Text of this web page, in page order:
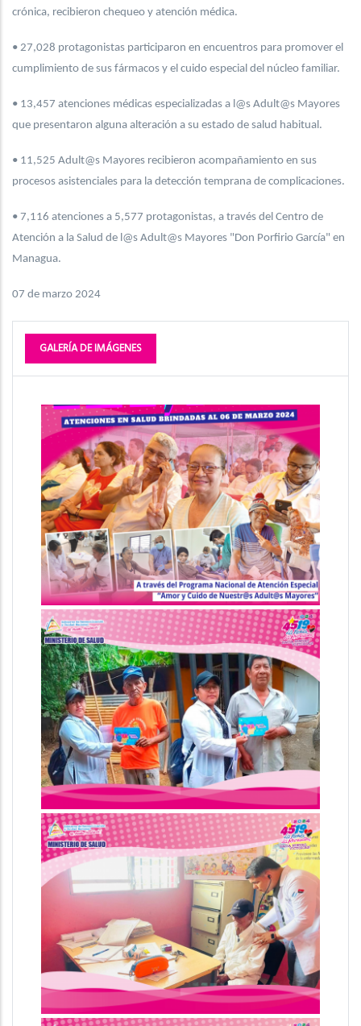
crónica, recibieron chequeo y atención médica.
• 27,028 protagonistas participaron en encuentros para promover el
cumplimiento de sus fármacos y el cuido especial del núcleo familiar.
• 13,457 atenciones médicas especializadas a l@s Adult@s Mayores
que presentaron alguna alteración a su estado de salud habitual.
• 11,525 Adult@s Mayores recibieron acompañamiento en sus
procesos asistenciales para la detección temprana de complicaciones.
• 7,116 atenciones a 5,577 protagonistas, a través del Centro de
Atención a la Salud de l@s Adult@s Mayores "Don Porfirio García" en
Managua.
07 de marzo 2024
GALERÍA DE IMÁGENES